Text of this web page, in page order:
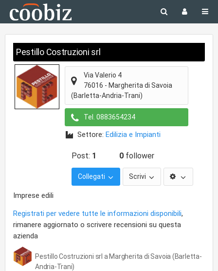
Pestillo Costruzioni srl
Via Valerio 4
76016 - Margherita di Savoia
(Barletta-Andria-Trani)
Tel. 0883654234
Settore: Edilizia e Impianti
Post: 1 0 follower
Collegati Scrivi
Imprese edili
Registrati per vedere tutte le informazioni disponibili,
rimanere aggiornato o scrivere recensioni su questa
azienda
Pestillo Costruzioni srl a Margherita di Savoia (Barletta-
Andria-Trani)